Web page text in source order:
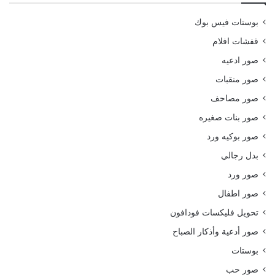
بوستات فيس بوك
قفشات افلام
صور ادعيه
صور منقبات
صور مصاحف
صور بنات صغيره
صور بوكيه ورد
بدل رجالي
صور ورد
صور اطفال
تحويل فليكسات فودافون
صور أدعية وأذكار الصباح
بوستات
صور حب